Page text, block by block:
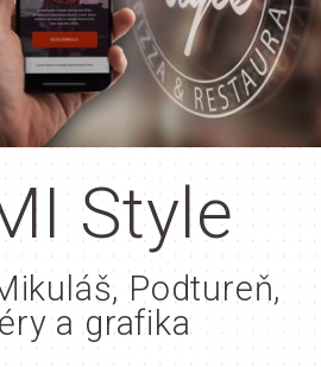
Style
Podtureň,
a grafika